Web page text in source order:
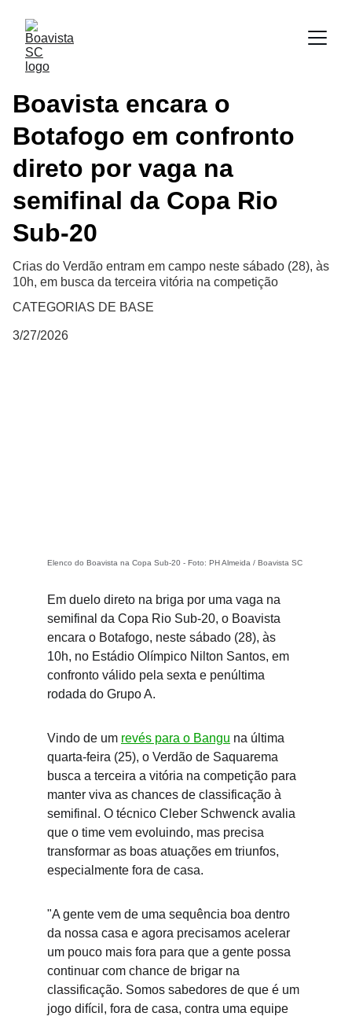
Boavista encara o
Botafogo em confronto
direto por vaga na
semifinal da Copa Rio
Sub-20
Crias do Verdão entram em campo neste sábado (28), às
10h, em busca da terceira vitória na competição
CATEGORIAS DE BASE
3/27/2026
Elenco do Boavista na Copa Sub-20 - Foto: PH Almeida / Boavista SC
Em duelo direto na briga por uma vaga na
semifinal da Copa Rio Sub-20, o Boavista
encara o Botafogo, neste sábado (28), às
10h, no Estádio Olímpico Nilton Santos, em
confronto válido pela sexta e penúltima
rodada do Grupo A.
Vindo de um revés para o Bangu na última
quarta-feira (25), o Verdão de Saquarema
busca a terceira a vitória na competição para
manter viva as chances de classificação à
semifinal. O técnico Cleber Schwenck avalia
que o time vem evoluindo, mas precisa
transformar as boas atuações em triunfos,
especialmente fora de casa.
"A gente vem de uma sequência boa dentro
da nossa casa e agora precisamos acelerar
um pouco mais fora para que a gente possa
continuar com chance de brigar na
classificação. Somos sabedores de que é um
jogo difícil, fora de casa, contra uma equipe